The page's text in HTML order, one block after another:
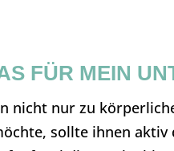
FÜR MEIN
nicht nur zu
sollte ihnen